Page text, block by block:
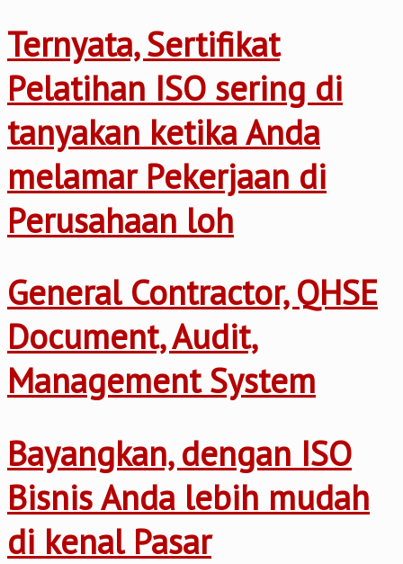
Ternyata, Sertifikat
Pelatihan ISO sering di
tanyakan ketika Anda
melamar Pekerjaan di
Perusahaan loh
General Contractor, QHSE
Document, Audit,
Management System
Bayangkan, dengan ISO
Bisnis Anda lebih mudah
di kenal Pasar